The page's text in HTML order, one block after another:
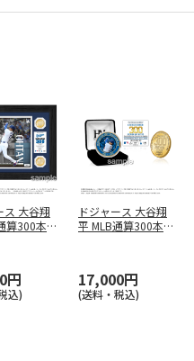
ス 大谷翔
算300本塁
円
込)
ドジャース 大谷翔
平 MLB通算300本塁
17,000円
(送料・税込)